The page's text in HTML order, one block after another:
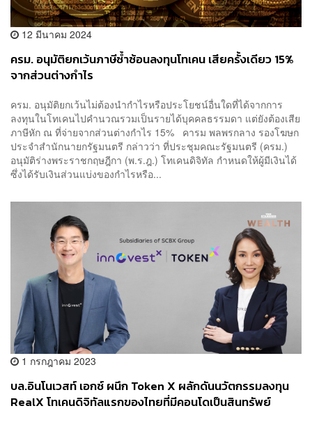
12 มีนาคม 2024
ครม. อนุมัติยกเว้นภาษีซ้ำซ้อนลงทุนโทเคน เสียครั้งเดียว 15%
จากส่วนต่างกำไร
ครม. อนุมัติยกเว้นไม่ต้องนำกำไรหรือประโยชน์อื่นใดที่ได้จากการ
ลงทุนในโทเคนไปคำนวณรวมเป็นรายได้บุคคลธรรมดา แต่ยังต้องเสีย
ภาษีหัก ณ ที่จ่ายจากส่วนต่างกำไร 15% คารม พลพรกลาง รองโฆษก
ประจำสำนักนายกรัฐมนตรี กล่าวว่า ที่ประชุมคณะรัฐมนตรี (ครม.)
อนุมัติร่างพระราชกฤษฎีกา (พ.ร.ฎ.) โทเคนดิจิทัล กำหนดให้ผู้มีเงินได้
ซึ่งได้รับเงินส่วนแบ่งของกำไรหรือ...
1 กรกฎาคม 2023
บล.อินโนเวสท์ เอกซ์ ผนึก Token X ผลักดันนวัตกรรมลงทุน
RealX โทเคนดิจิทัลแรกของไทยที่มีคอนโดเป็นสินทรัพย์